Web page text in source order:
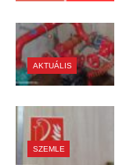
AKTUÁLIS
SZEMLE